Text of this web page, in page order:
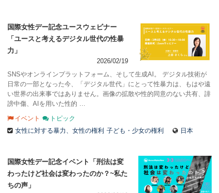
国際女性デー記念ユースウェビナー
「ユースと考えるデジタル世代の性暴
力」
2026/02/19
SNSやオンラインプラットフォーム、そして生成AI。 デジタル技術が
日常の一部となった今、「デジタル世代」にとって性暴力は、もはや遠
い世界の出来事ではありません。画像の拡散や性的同意のない共有、誹
謗中傷、AIを用いた性的 …
イベント
トピック
女性に対する暴力、女性の権利 子ども・少女の権利 日本
国際女性デー記念イベント「刑法は変
わったけど社会は変わったのか？~私た
ちの声」